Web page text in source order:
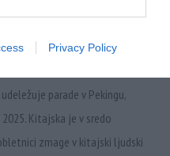
Privacy Policy
parade v Pekingu,
Kitajska je v sredo
zmage v kitajski ljudski